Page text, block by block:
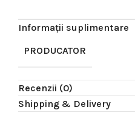
Informații suplimentare
PRODUCATOR
Recenzii (0)
Shipping & Delivery